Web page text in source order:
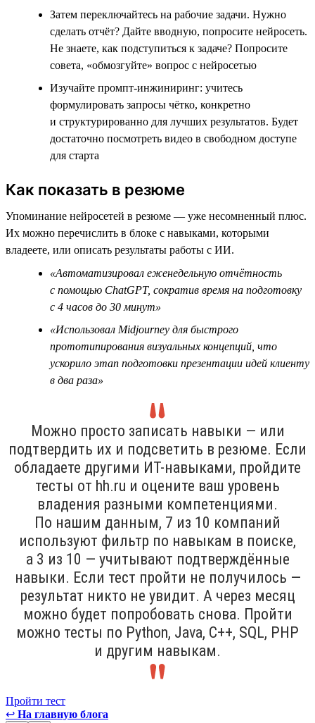
Затем переключайтесь на рабочие задачи. Нужно
сделать отчёт? Дайте вводную, попросите нейросеть.
Не знаете, как подступиться к задаче? Попросите
совета, «обмозгуйте» вопрос с нейросетью
Изучайте промпт-инжиниринг: учитесь
формулировать запросы чётко, конкретно
и структурированно для лучших результатов. Будет
достаточно посмотреть видео в свободном доступе
для старта
Как показать в резюме
Упоминание нейросетей в резюме — уже несомненный плюс.
Их можно перечислить в блоке с навыками, которыми
владеете, или описать результаты работы с ИИ.
«Автоматизировал еженедельную отчётность
с помощью ChatGPT, сократив время на подготовку
с 4 часов до 30 минут»
«Использовал Midjourney для быстрого
прототипирования визуальных концепций, что
ускорило этап подготовки презентации идей клиенту
в два раза»
Можно просто записать навыки — или
подтвердить их и подсветить в резюме. Если
обладаете другими ИТ-навыками, пройдите
тесты от hh.ru и оцените ваш уровень
владения разными компетенциями.
По нашим данным, 7 из 10 компаний
используют фильтр по навыкам в поиске,
а 3 из 10 — учитывают подтверждённые
навыки. Если тест пройти не получилось —
результат никто не увидит. А через месяц
можно будет попробовать снова. Пройти
можно тесты по Python, Java, С++, SQL, PHP
и другим навыкам.
Пройти тест
↩ На главную блога